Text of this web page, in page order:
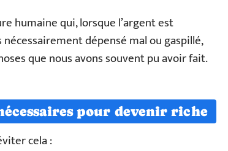
humaine qui, lorsque l’argent est
dépensé mal ou gaspillé,
que nous avons souvent pu avoir fait.
pour devenir riche
cela :